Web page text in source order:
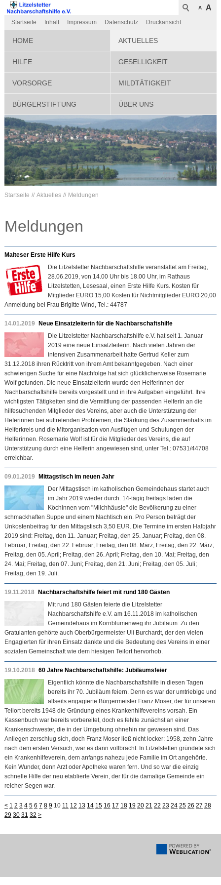
A A
Startseite Inhalt Impressum Datenschutz Druckansicht
HOME AKTUELLES
HILFE GESELLIGKEIT
VORSORGE MILDTÄTIGKEIT
BÜRGERSTIFTUNG ÜBER UNS
Startseite Aktuelles Meldungen
Meldungen
Malteser Erste Hilfe Kurs
Die Litzelstetter Nachbarschaftshilfe veranstaltet am Freitag,
28.06.2019, von 14.00 Uhr bis 18.00 Uhr, im Rathaus
Litzelstetten, Lesesaal, einen Erste Hilfe Kurs. Kosten für
Mitglieder EURO 15,00 Kosten für Nichtmitglieder EURO 20,00
Anmeldung bei Frau Brigitte Wind, Tel.: 44787
14.01.2019
Neue Einsatzleiterin für die Nachbarschaftshilfe
Die Litzelstetter Nachbarschaftshilfe e.V. hat seit 1. Januar
2019 eine neue Einsatzleiterin. Nach vielen Jahren der
intensiven Zusammenarbeit hatte Gertrud Keller zum
31.12.2018 ihren Rücktritt von ihrem Amt bekanntgegeben. Nach einer
schwierigen Suche für eine Nachfolge hat sich glücklicherweise Rosemarie
Wolf gefunden. Die neue Einsatzleiterin wurde den Helferinnen der
Nachbarschaftshilfe bereits vorgestellt und in ihre Aufgaben eingeführt. Ihre
wichtigsten Tätigkeiten sind die Vermittlung der passenden Helferin an die
hilfesuchenden Mitglieder des Vereins, aber auch die Unterstützung der
Heferinnen bei auftretenden Problemen, die Stärkung des Zusammenhalts im
Helferkreis und die Mitorganisation von Ausflügen und Schulungen der
Helferinnen. Rosemarie Wolf ist für die Mitglieder des Vereins, die auf
Unterstützung durch eine Helferin angewiesen sind, unter Tel.: 07531/44708
erreichbar.
09.01.2019
Mittagstisch im neuen Jahr
Der Mittagstisch im katholischen Gemeindehaus startet auch
im Jahr 2019 wieder durch. 14-tägig freitags laden die
Köchinnen vom "Milchhäusle" die Bevölkerung zu einer
schmackhaften Suppe und einem Nachtisch ein. Pro Person beträgt der
Unkostenbeitrag für den Mittagstisch 3,50 EUR. Die Termine im ersten Halbjahr
2019 sind: Freitag, den 11. Januar; Freitag, den 25. Januar; Freitag, den 08.
Februar; Freitag, den 22. Februar; Freitag, den 08. März; Freitag, den 22. März;
Freitag, den 05. April; Freitag, den 26. April; Freitag, den 10. Mai; Freitag, den
24. Mai; Freitag, den 07. Juni; Freitag, den 21. Juni; Freitag, den 05. Juli;
Freitag, den 19. Juli.
19.11.2018
Nachbarschaftshilfe feiert mit rund 180 Gästen
Mit rund 180 Gästen feierte die Litzelstetter
Nachbarschaftshilfe e.V. am 16.11.2018 im katholischen
Gemeindehaus im Kornblumenweg ihr Jubiläum: Zu den
Gratulanten gehörte auch Oberbürgermeister Uli Burchardt, der den vielen
Engagierten für ihren Einsatz dankte und die Bedeutung des Vereins in einer
sozialen Gemeinschaft wie dem hiesigen Teilort hervorhob.
19.10.2018 60 Jahre Nachbarschaftshilfe: Jubiläumsfeier
Eigentlich könnte die Nachbarschaftshilfe in diesen Tagen
bereits ihr 70. Jubiläum feiern. Denn es war der umtriebige und
allseits engagierte Bürgermeister Franz Moser, der für unseren
Teilort bereits 1948 die Gründung eines Krankenhilfevereins vorsah. Ein
Kassenbuch war bereits vorbereitet, doch es fehlte zunächst an einer
Krankenschwester, die in der Umgebung ohnehin rar gewesen sind. Das
Anliegen zerschlug sich, doch Franz Moser ließ nicht locker: 1958, zehn Jahre
nach dem ersten Versuch, war es dann vollbracht: In Litzelstetten gründete sich
ein Krankenhilfeverein, dem anfangs nahezu jede Familie im Ort angehörte.
Kein Wunder, denn Arzt oder Apotheke waren fern. Und so war die einzig
schnelle Hilfe der neu etablierte Verein, der für die damalige Gemeinde ein
reicher Segen war.
< 1 2 3 4 5 6 7 8 9 10 11 12 13 14 15 16 17 18 19 20 21 22 23 24 25 26 27 28
29 30 31 32 >